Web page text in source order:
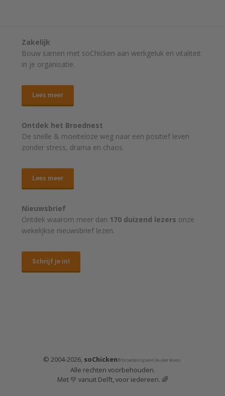
Zakelijk
Bouw samen met soChicken aan werkgeluk en vitaliteit
in je organisatie.
Lees meer
Ontdek het Broednest
De snelle & moeiteloze weg naar een positief leven
zonder stress, drama en chaos.
Lees meer
Nieuwsbrief
Ontdek waarom meer dan 170 duizend lezers onze
wekelijkse nieuwsbrief lezen.
Schrijf je in!
© 2004-2026, soChicken® broeden op een leuker leven.
Alle rechten voorbehouden.
Met 💛 vanuit Delft, voor iedereen. 🌈